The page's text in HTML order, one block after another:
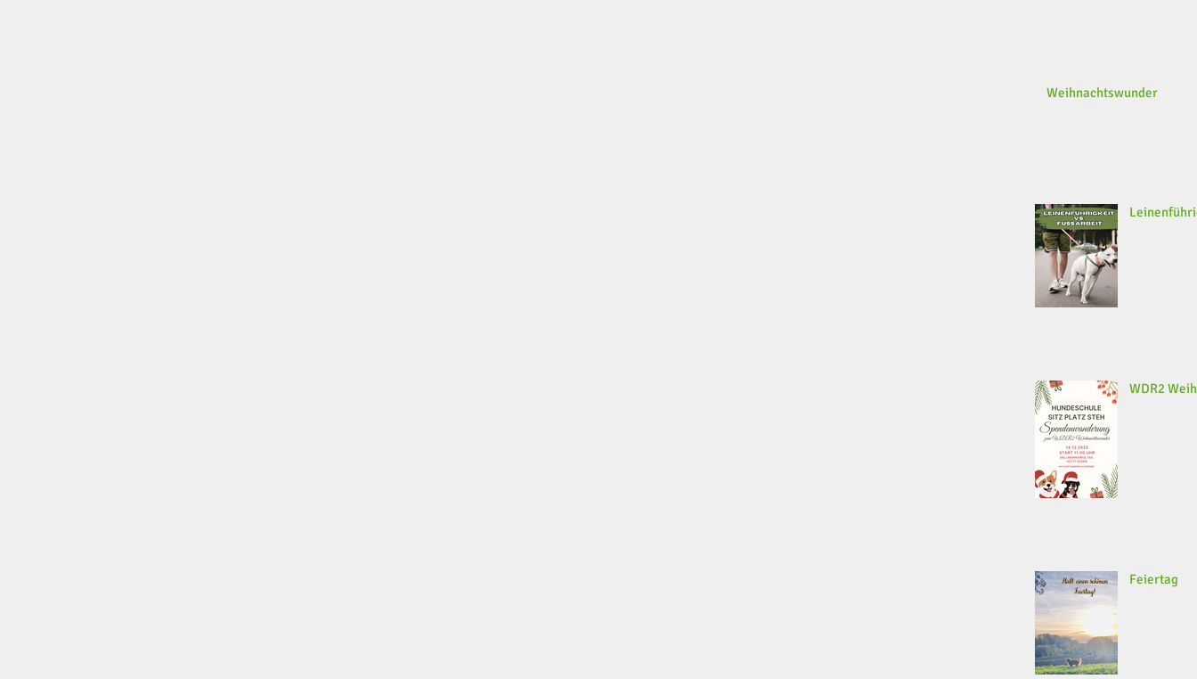
Weihnachtswunder
WDR2
Feiertag